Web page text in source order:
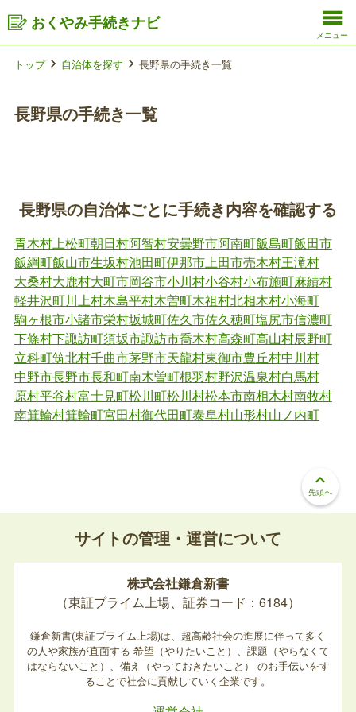
おくやみ手続きナビ
メニュー
トップ 自治体を探す 長野県の手続き一覧
長野県の手続き一覧
長野県の自治体ごとに手続き内容を確認する
青木村上松町朝日村阿智村安曇野市阿南町飯島町飯田市
飯綱町飯山市生坂村池田町伊那市上田市売木村王滝村
大桑村大鹿村大町市岡谷市小川村小谷村小布施町麻績村
軽井沢町川上村木島平村木曽町木祖村北相木村小海町
駒ヶ根市小諸市栄村坂城町佐久市佐久穂町塩尻市信濃町
下條村下諏訪町須坂市諏訪市喬木村高森町高山村辰野町
立科町筑北村千曲市茅野市天龍村東御市豊丘村中川村
中野市長野市長和町南木曽町根羽村野沢温泉村白馬村
原村平谷村富士見町松川町松川村松本市南相木村南牧村
南箕輪村箕輪町宮田村御代田町泰阜村山形村山ノ内町
サイトの管理・運営について
株式会社鎌倉新書
（東証プライム上場、証券コード：6184）
鎌倉新書(東証プライム上場)は、超高齢社会の進展に伴って多く
の人や家族が直面する 希望（やりたいこと）、課題（やらなくて
はならないこと）、備え（やっておきたいこと）
のお手伝いをす
ることで社会に貢献していく企業です。
keyboard_arrow_up
先頭へ